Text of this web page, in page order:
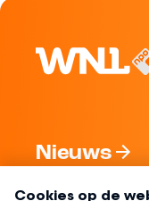
Nieuws